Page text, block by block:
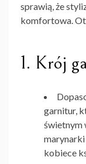
sprawią, że
komfortowa.
1. Krój
garnitur,
świetnym
kobiece